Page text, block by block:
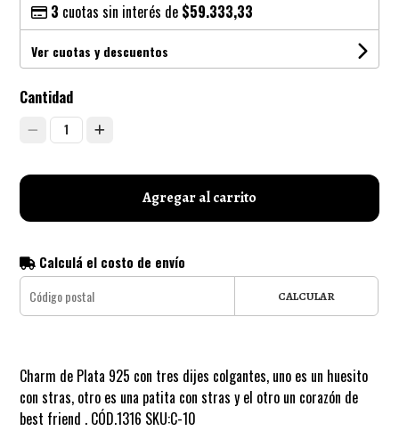
3 cuotas sin interés de $59.333,33
Ver cuotas y descuentos
Cantidad
1
Agregar al carrito
Calculá el costo de envío
CALCULAR
Charm de Plata 925 con tres dijes colgantes, uno es un huesito
con stras, otro es una patita con stras y el otro un corazón de
best friend . CÓD.1316 SKU:C-10